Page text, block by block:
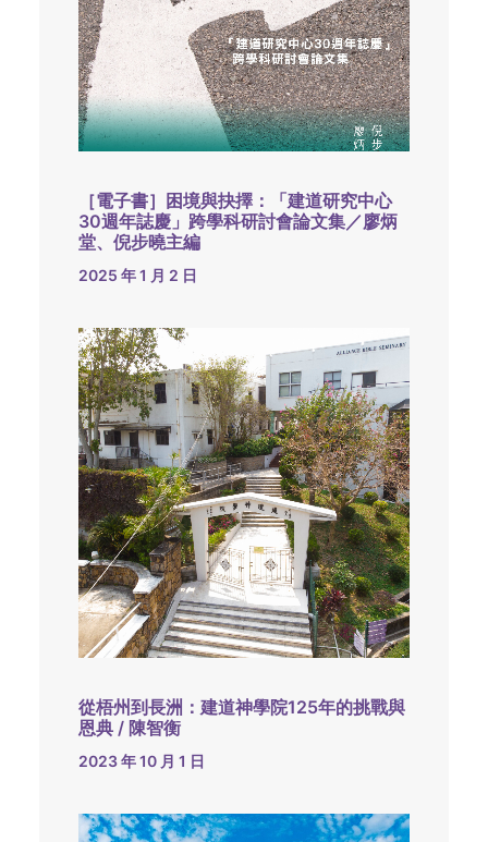
［電子書］困境與抉擇：「建道研究中心
30週年誌慶」跨學科研討會論文集／廖炳
堂、倪步曉主編
2025 年 1 月 2 日
從梧州到長洲：建道神學院125年的挑戰與
恩典 / 陳智衡
2023 年 10 月 1 日